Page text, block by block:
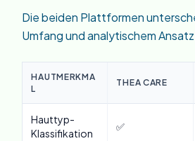
Die beiden Plattformen
Umfang und analytischem
HAUTMERKMA
L
THEA CARE
Hauttyp-
Klassifikation
✅